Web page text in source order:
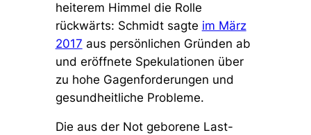
heiterem Himmel die Rolle
rückwärts: Schmidt sagte im März
2017 aus persönlichen Gründen ab
und eröffnete Spekulationen über
zu hohe Gagenforderungen und
gesundheitliche Probleme.
Die aus der Not geborene Last-